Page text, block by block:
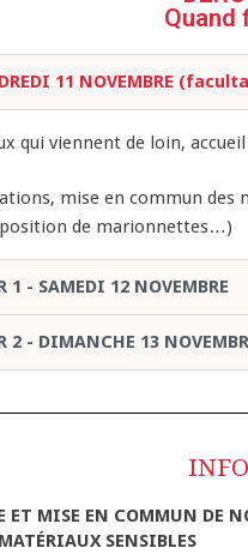
Quand
11 NOVEMBRE
qui viennent de loin,
mise en commun des
de marionnettes…)
1 - SAMEDI 12 NOVEMBRE
2 - DIMANCHE 13
ET MISE EN COMMUN DE
MATÉRIAUX SENSIBLES